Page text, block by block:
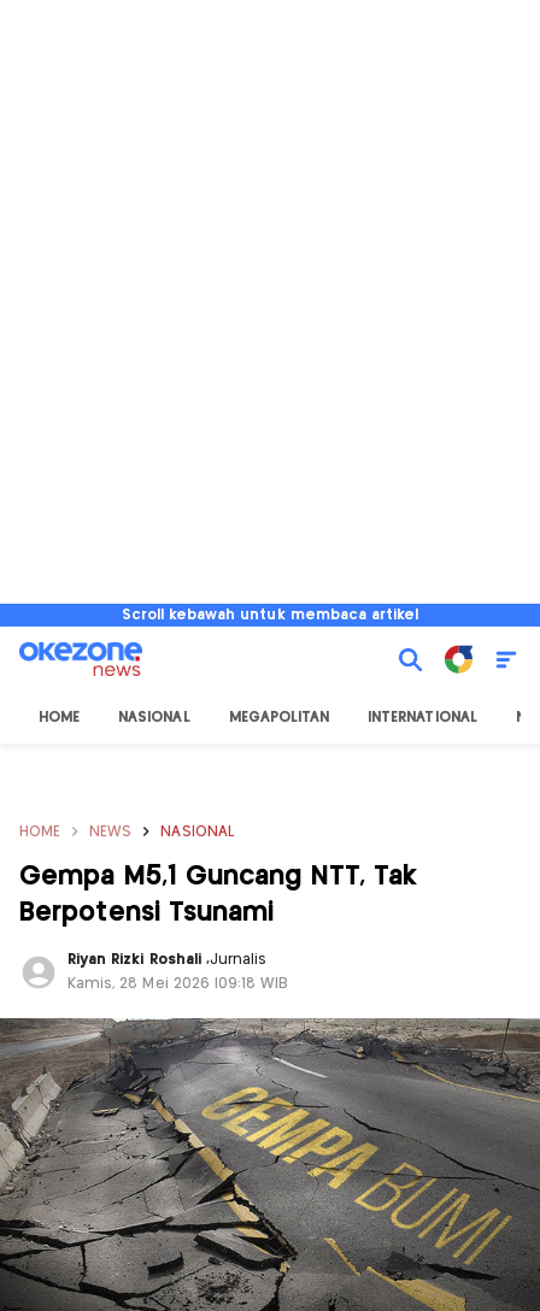
Scroll kebawah untuk membaca artikel
HOME NASIONAL MEGAPOLITAN INTERNATIONAL
HOME NEWS NASIONAL
Gempa M5,1 Guncang NTT, Tak
Berpotensi Tsunami
Riyan Rizki Roshali ,Jurnalis
Kamis, 28 Mei 2026 |09:18 WIB